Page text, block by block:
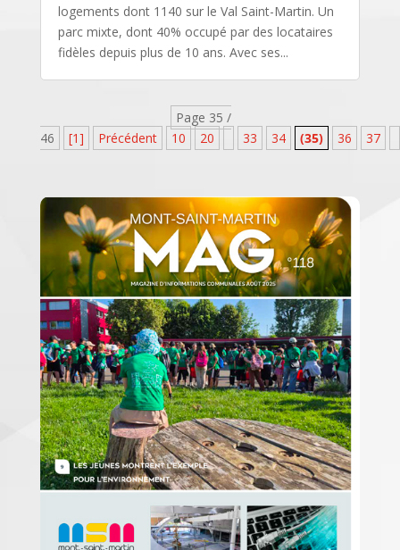
logements dont 1140 sur le Val Saint-Martin. Un
parc mixte, dont 40% occupé par des locataires
fidèles depuis plus de 10 ans. Avec ses...
Page 35 /
46
[1] Précédent 10 20 33 34 (35) 36 37